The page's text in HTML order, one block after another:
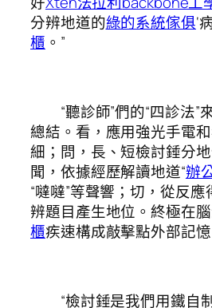
分辨地道的綠的系統傢俱‘
櫃 。”
“聽診師”們的“四診法”
總結。看，應用強光手電
細；問，長、短檢討錘分
聞，依據經歷解讀地道“辦
“噠噠”等聲響；切，從反
辨題目產生地位。終極在
櫃疾速構成敲擊點外部記憶
“檢討錘是我們用鐵自